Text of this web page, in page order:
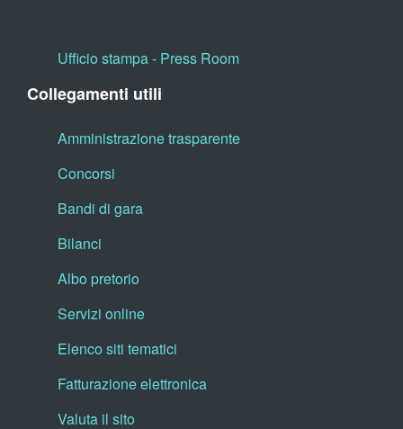
Ufficio stampa - Press Room
Collegamenti utili
Amministrazione trasparente
Concorsi
Bandi di gara
Bilanci
Albo pretorio
Servizi online
Elenco siti tematici
Fatturazione elettronica
Valuta il sito